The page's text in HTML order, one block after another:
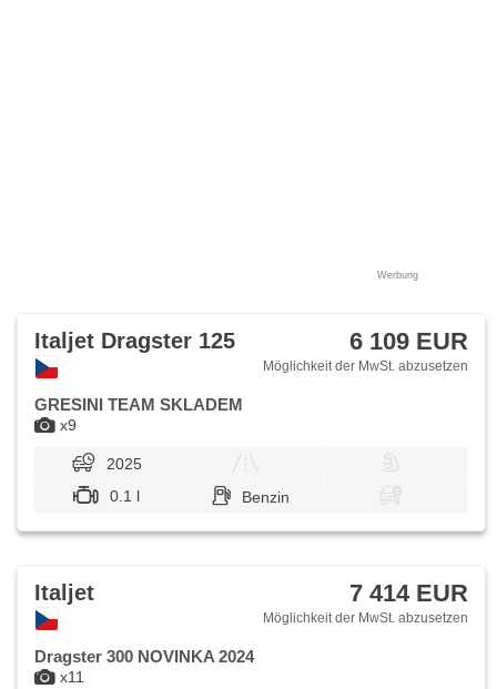
Werbung
x9
Italjet Dragster 125 6 109 EUR
Möglichkeit der MwSt. abzusetzen
GRESINI TEAM SKLADEM
2025
0.1 l
Benzin
x11
Italjet 7 414 EUR
Möglichkeit der MwSt. abzusetzen
Dragster 300 NOVINKA 2024